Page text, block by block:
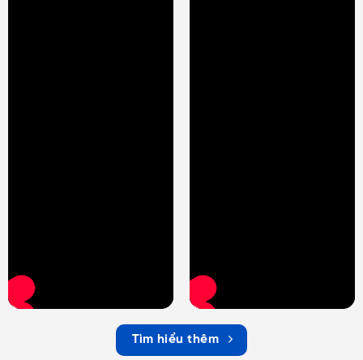
Tìm hiểu thêm